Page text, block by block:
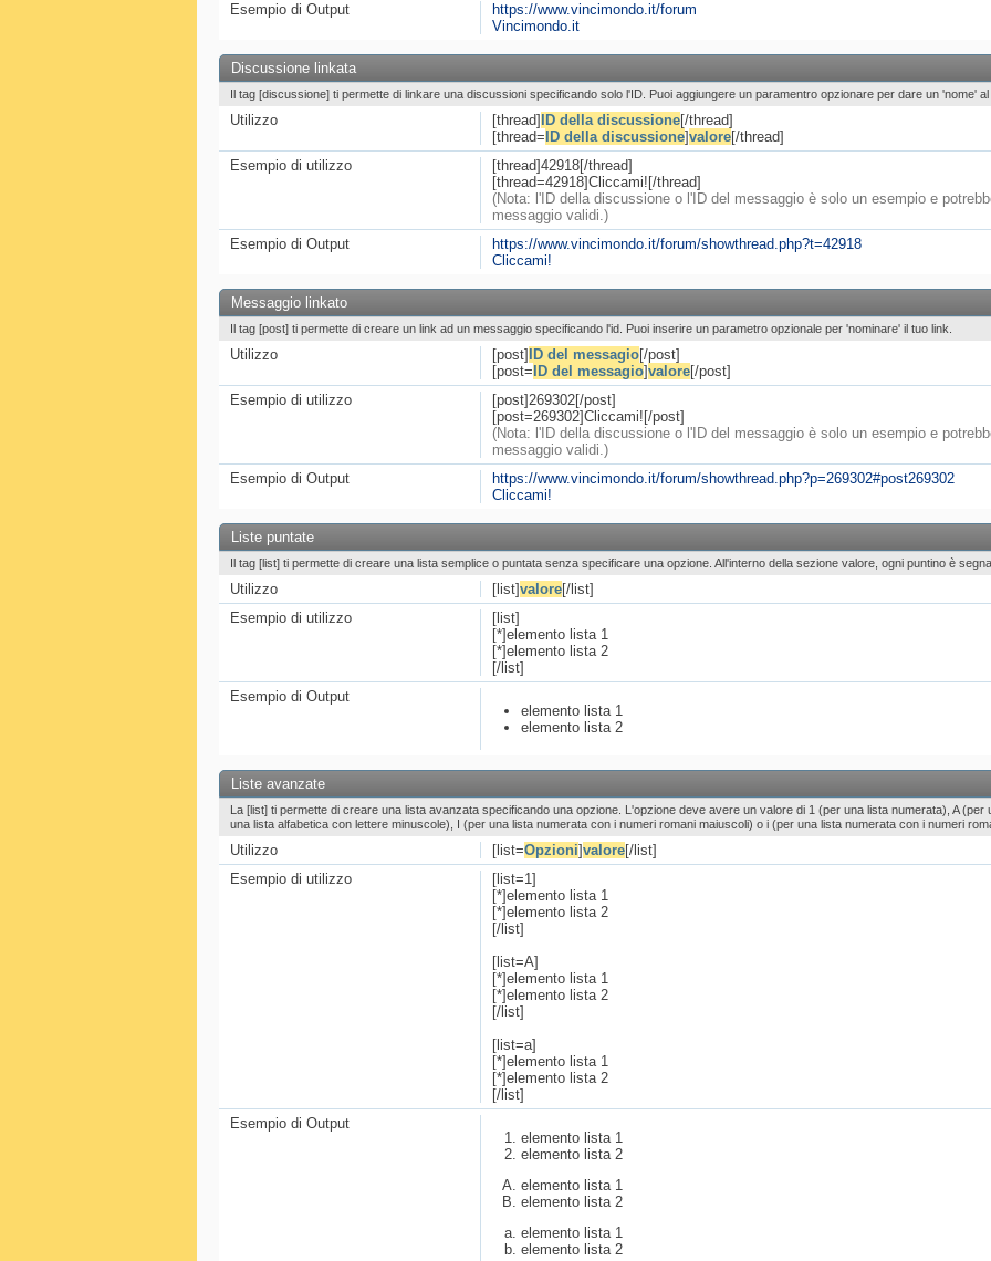
https://www.vincimondo.it/forum
Vincimondo.it
Esempio di Output
Discussione linkata
Il tag [discussione] ti permette di linkare una discussioni specificando solo l'ID. Puoi aggiungere un paramentro opzionare per dare un 'nome'
[thread] ID della discussione[/thread]
[thread= ID della discussione]valore[/thread]
Utilizzo
[thread]42918[/thread]
[thread=42918]Cliccami![/thread]
(Nota: l'ID della discussione o l'ID del messaggio è solo un esempio e
messaggio validi.)
Esempio di utilizzo
https://www.vincimondo.it/forum/showthread.php?t=42918
Cliccami!
Esempio di Output
Messaggio linkato
Il tag [post] ti permette di creare un link ad un messaggio specificando l'id. Puoi inserire un parametro opzionale per 'nominare' il tuo link.
[post] ID del messagio[/post]
[post= ID del messagio]valore[/post]
Utilizzo
[post]269302[/post]
[post=269302]Cliccami![/post]
(Nota: l'ID della discussione o l'ID del messaggio è solo un esempio e
messaggio validi.)
Esempio di utilizzo
https://www.vincimondo.it/forum/showthread.php?p=269302#post269302
Cliccami!
Esempio di Output
Liste puntate
Il tag [list] ti permette di creare una lista semplice o puntata senza specificare una opzione. All'interno della sezione valore, ogni puntino è
[list]valore[/list]
Utilizzo
[list]
[*]elemento lista 1
[*]elemento lista 2
[/list]
Esempio di utilizzo
elemento lista 1
elemento lista 2
Esempio di Output
Liste avanzate
La [list] ti permette di creare una lista avanzata specificando una opzione. L'opzione deve avere un valore di 1 (per una lista numerata), A
una lista alfabetica con lettere minuscole), I (per una lista numerata con i numeri romani maiuscoli) o i (per una lista numerata con i numeri
[list=Opzioni]valore[/list]
Utilizzo
[list=1]
[*]elemento lista 1
[*]elemento lista 2
[/list]
[list=A]
[*]elemento lista 1
[*]elemento lista 2
[/list]
[list=a]
[*]elemento lista 1
[*]elemento lista 2
[/list]
Esempio di utilizzo
elemento lista 1
elemento lista 2
elemento lista 1
elemento lista 2
elemento lista 1
elemento lista 2
Esempio di Output